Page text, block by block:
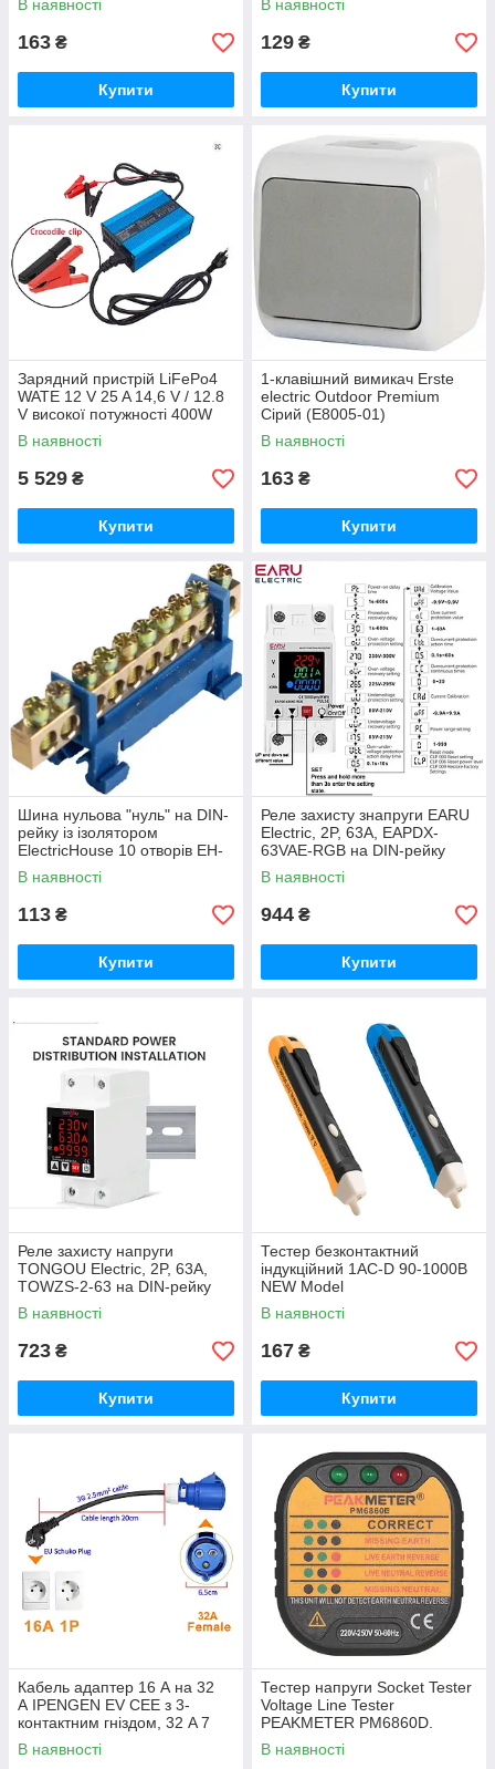
В наявності
163 ₴
Купити
В наявності
129 ₴
Купити
Зарядний пристрій LiFePo4
WATE 12 V 25 A 14,6 V / 12.8
V високої потужності 400W
СС/СV для літій-залізо-
фосфатних акумуляторів. Bl
В наявності
5 529 ₴
Купити
1-клавішний вимикач Erste
electric Outdoor Premium
Сірий (E8005-01)
В наявності
163 ₴
Купити
Шина нульова "нуль" на DIN-
рейку із ізолятором
ElectricHouse 10 отворів EH-
BN-10 Blue латунь, "Мостик"
В наявності
113 ₴
Купити
Реле захисту знапруги EARU
Electric, 2P, 63A, EAPDX-
63VAE-RGB на DIN-рейку
400V. 3 в 1 (вольти, ампери,
кВт). Protector
В наявності
944 ₴
Купити
Реле захисту напруги
TONGOU Electric, 2P, 63A,
TOWZS-2-63 на DIN-рейку
400V. 3 в 1 (вольти, ампери,
кВт). Protector
В наявності
723 ₴
Купити
Тестер безконтактний
індукційний 1AC-D 90-1000В
NEW Model
В наявності
167 ₴
Купити
Кабель адаптер 16 А на 32
А IPENGEN EV CEE з 3-
контактним гніздом, 32 A 7
кВт, 1 фаза. Звичайна вилка
— силова розетка.
В наявності
Тестер напруги Socket Tester
Voltage Line Tester
PEAKMETER PM6860D.
Тестер розеток
В наявності